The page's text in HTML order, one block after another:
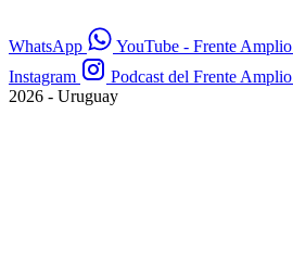
WhatsApp YouTube - Frente Amplio
Instagram
Podcast del Frente Amplio
2026 - Uruguay